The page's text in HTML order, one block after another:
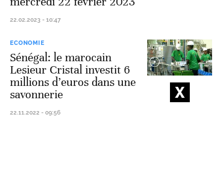
22.02.2023 - 10:47
ECONOMIE
Sénégal: le marocain
Lesieur Cristal investit 6
millions d’euros dans une
savonnerie
22.11.2022 - 09:56